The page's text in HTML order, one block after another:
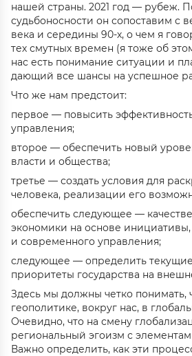
нашей страны. 2021 год — рубеж.
судьбоносности он сопоставим с
века и середины 90-х, о чем я
тех смутных времен (я тоже об
нас есть понимание ситуации и
дающий все шансы на успешное
Что же нам предстоит:
первое — повысить
управления;
второе — обеспечить новый
власти и общества;
третье — создать условия для
человека, реализации его
обеспечить следующее —
экономики на основе
и современного управления;
следующее — определить
приоритеты государства на
Здесь мы должны четко понимать,
геополитике, вокруг нас, в
Очевидно, что на смену
региональный эгоизм с
Важно определить, как эти